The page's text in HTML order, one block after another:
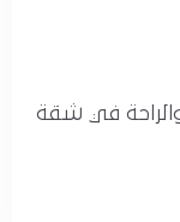
والراحة في شقة